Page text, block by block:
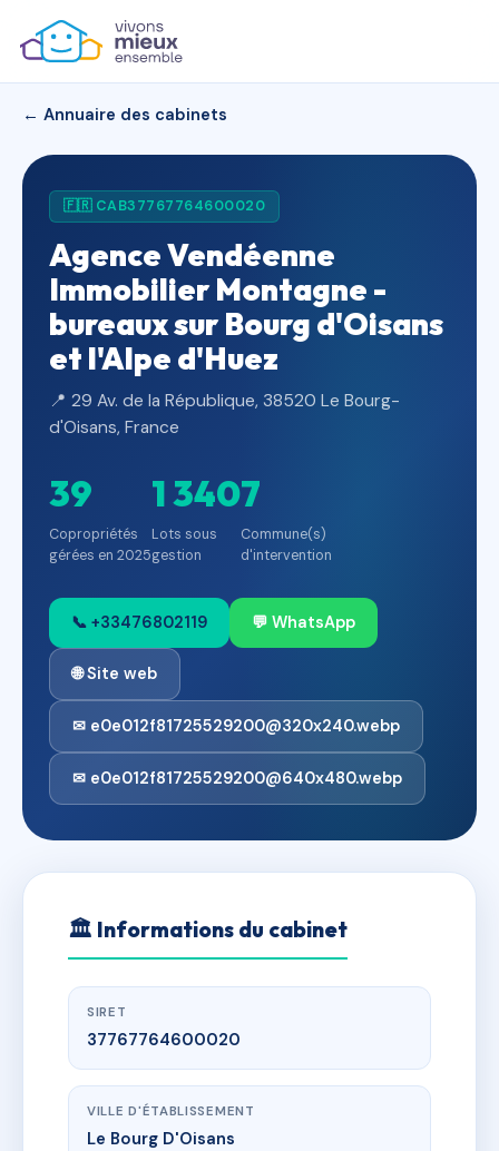
← Annuaire des cabinets
🇫🇷 CAB37767764600020
Agence Vendéenne
Immobilier Montagne -
bureaux sur Bourg d'Oisans
et l'Alpe d'Huez
📍 29 Av. de la République, 38520 Le Bourg-
d'Oisans, France
39
Copropriétés
gérées en 2025
1 340
Lots sous
gestion
7
Commune(s)
d'intervention
📞 +33476802119 💬 WhatsApp
🌐 Site web
✉ e0e012f81725529200@320x240.webp
✉ e0e012f81725529200@640x480.webp
🏛 Informations du cabinet
SIRET
37767764600020
VILLE D'ÉTABLISSEMENT
Le Bourg D'Oisans